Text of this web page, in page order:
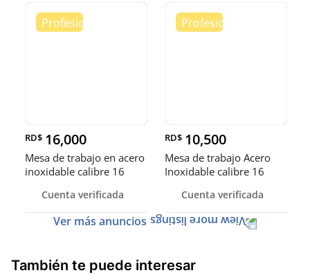
RD$ 16,000
Mesa de trabajo en acero
inoxidable calibre 16
Cuenta verificada
RD$ 10,500
Mesa de trabajo Acero
Inoxidable calibre 16
Cuenta verificada
Ver más anuncios
También te puede interesar